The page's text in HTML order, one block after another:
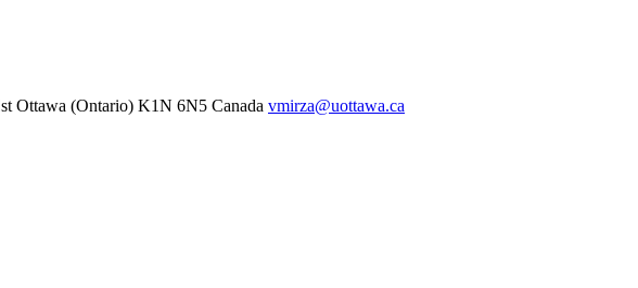
Ottawa (Ontario) K1N 6N5 Canada vmirza@uottawa.ca